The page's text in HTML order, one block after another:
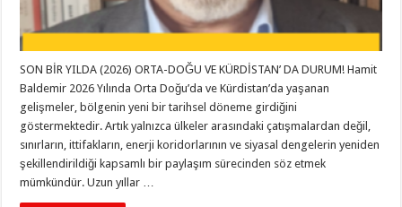
SON BİR YILDA (2026) ORTA-DOĞU VE KÜRDİSTAN’ DA DURUM! Hamit
Baldemir 2026 Yılında Orta Doğu’da ve Kürdistan’da yaşanan
gelişmeler, bölgenin yeni bir tarihsel döneme girdiğini
göstermektedir. Artık yalnızca ülkeler arasındaki çatışmalardan değil,
sınırların, ittifakların, enerji koridorlarının ve siyasal dengelerin yeniden
şekillendirildiği kapsamlı bir paylaşım sürecinden söz etmek
mümkündür. Uzun yıllar …